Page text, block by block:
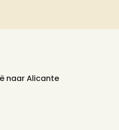
naar Alicante